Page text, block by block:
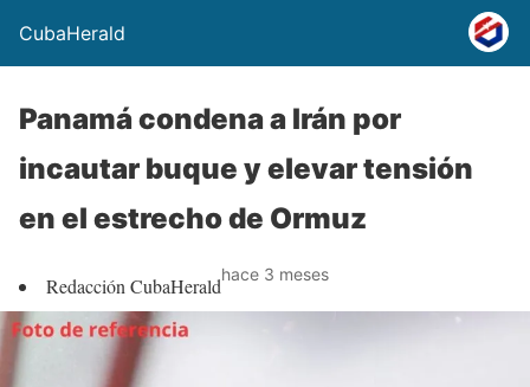
CubaHerald
Panamá condena a Irán por
incautar buque y elevar tensión
en el estrecho de Ormuz
Redacción CubaHeraldhace 3 meses